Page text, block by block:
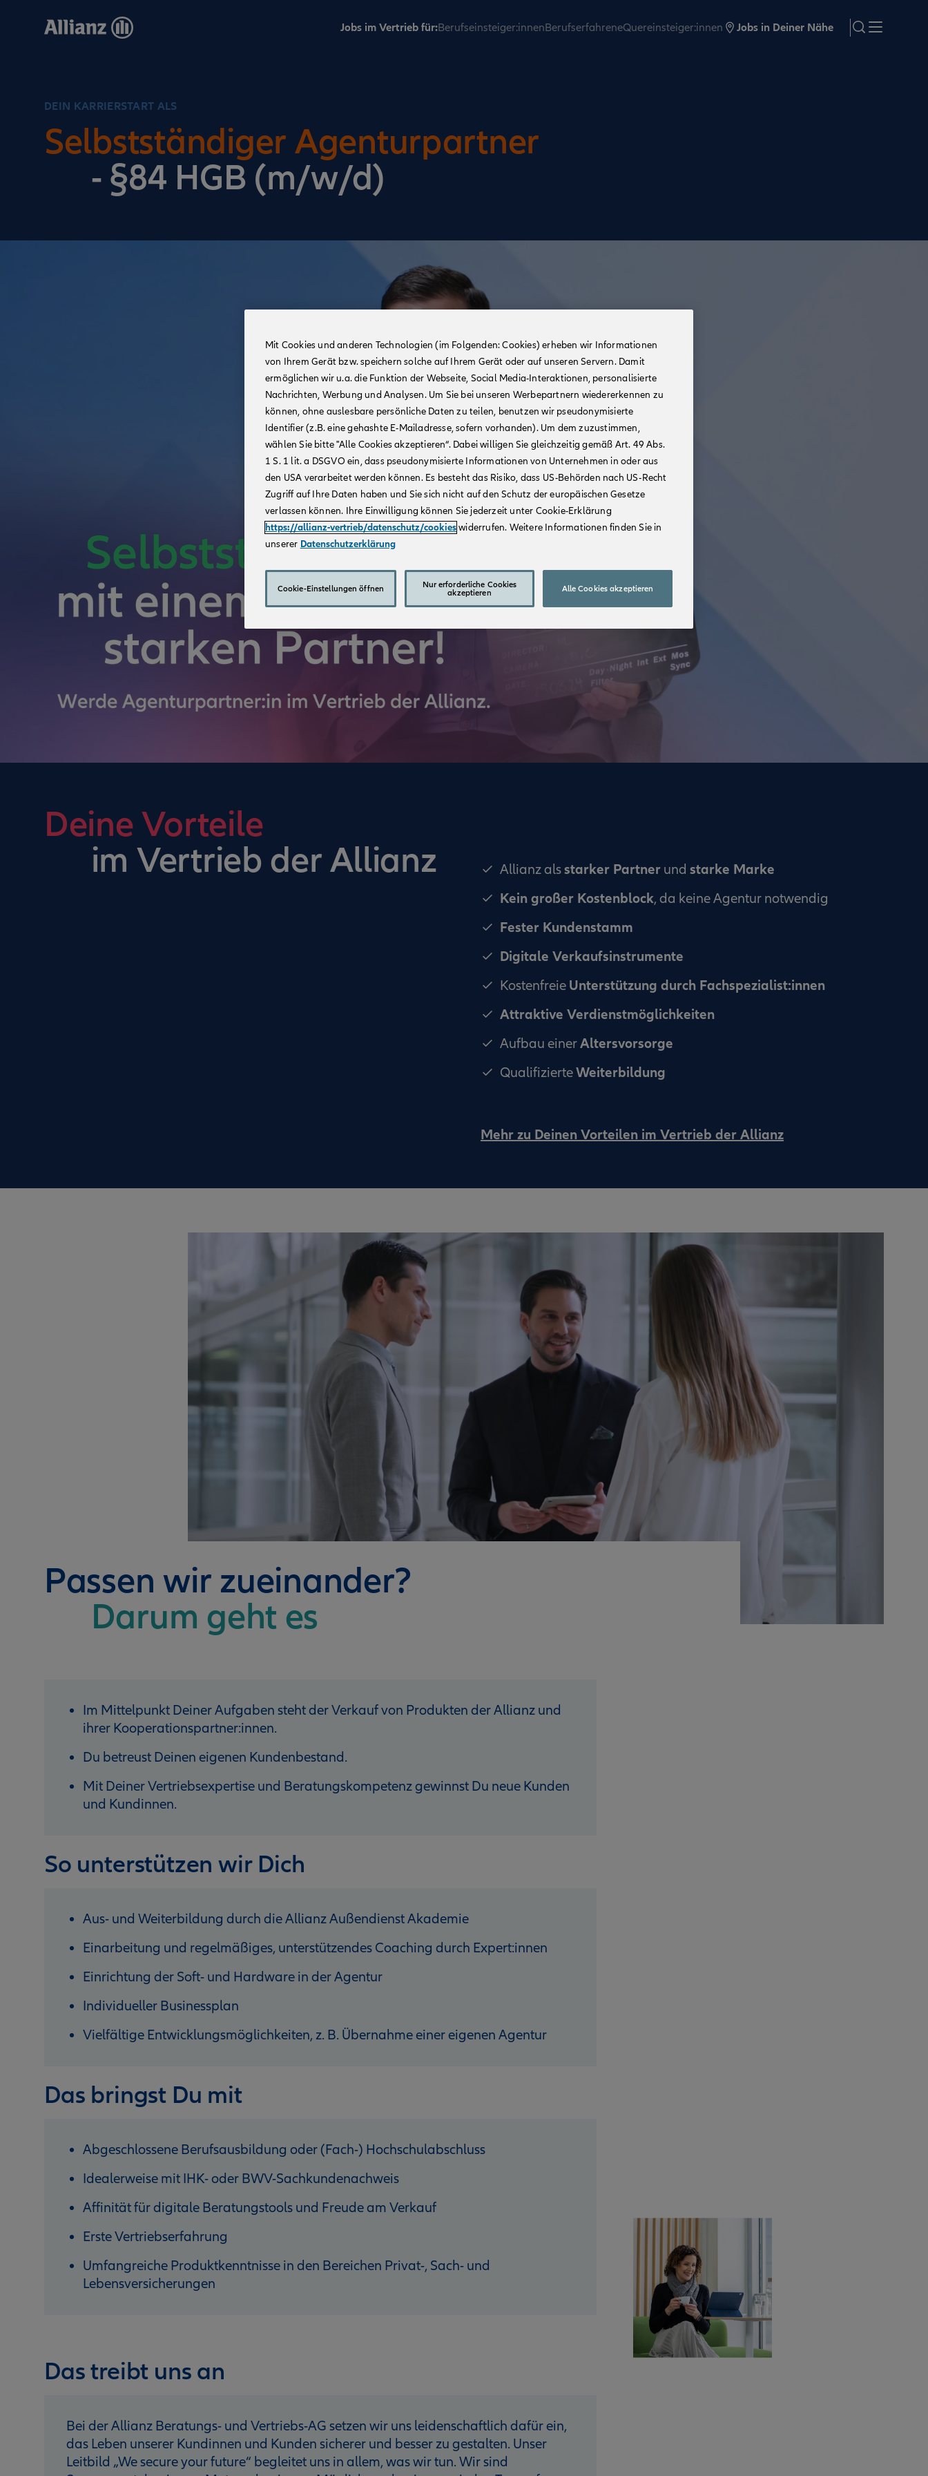
Jobs im Vertrieb für:Berufseinsteiger:innenBerufserfahreneQuereinsteiger:innen Jobs in Deiner Nähe search
DEIN KARRIERSTART ALS
Selbstständiger Agenturpartner
- §84 HGB (m/w/d)
Deine Vorteile
im Vertrieb der Allianz
Allianz alsstarker Partner und starke Marke
Kein großer Kostenblock, da keine Agentur notwendig
Fester Kundenstamm
Digitale Verkaufsinstrumente
Kostenfreie Unterstützung durch Fachspezialist:innen
Attraktive Verdienstmöglichkeiten
Aufbau einerAltersvorsorge
QualifizierteWeiterbildung
Mehr zu Deinen Vorteilen im Vertrieb der Allianz
Passen wir zueinander?
Darum geht es
Im Mittelpunkt Deiner Aufgaben steht der Verkauf von Produkten der Allianz und
ihrer Kooperationspartner:innen.
Du betreust Deinen eigenen Kundenbestand.
Mit Deiner Vertriebsexpertise und Beratungskompetenz gewinnst Du neue Kunden
und Kundinnen.
So unterstützen wir Dich
Aus- und Weiterbildung durch die Allianz Außendienst Akademie
Einarbeitung und regelmäßiges, unterstützendes Coaching durch Expert:innen
Einrichtung der Soft- und Hardware in der Agentur
Individueller Businessplan
Vielfältige Entwicklungsmöglichkeiten, z. B. Übernahme einer eigenen Agentur
Das bringst Du mit
Abgeschlossene Berufsausbildung oder (Fach-) Hochschulabschluss
Idealerweise mit IHK- oder BWV-Sachkundenachweis
Affinität für digitale Beratungstools und Freude am Verkauf
Erste Vertriebserfahrung
Umfangreiche Produktkenntnisse in den Bereichen Privat-, Sach- und
Lebensversicherungen
Das treibt uns an
Bei der Allianz Beratungs- und Vertriebs-AG setzen wir uns leidenschaftlich dafür ein,
das Leben unserer Kundinnen und Kunden sicherer und besser zu gestalten. Unser
Leitbild „We secure your future“ begleitet uns in allem, was wir tun. Wir sind
Mit Cookies und anderen Technologien (im Folgenden: Cookies) erheben wir Informationen
von Ihrem Gerät bzw. speichern solche auf Ihrem Gerät oder auf unseren Servern. Damit
ermöglichen wir u.a. die Funktion der Webseite, Social Media-Interaktionen, personalisierte
Nachrichten, Werbung und Analysen. Um Sie bei unseren Werbepartnern wiedererkennen zu
können, ohne auslesbare persönliche Daten zu teilen, benutzen wir pseudonymisierte
Identifier (z.B. eine gehashte E-Mailadresse, sofern vorhanden). Um dem zuzustimmen,
wählen Sie bitte "Alle Cookies akzeptieren“. Dabei willigen Sie gleichzeitig gemäß Art. 49 Abs.
1 S. 1 lit. a DSGVO ein, dass pseudonymisierte Informationen von Unternehmen in oder aus
den USA verarbeitet werden können. Es besteht das Risiko, dass US-Behörden nach US-Recht
Zugriff auf Ihre Daten haben und Sie sich nicht auf den Schutz der europäischen Gesetze
verlassen können. Ihre Einwilligung können Sie jederzeit unter Cookie-Erklärung
https://allianz-vertrieb/datenschutz/cookieswiderrufen. Weitere Informationen finden Sie in
unserer Datenschutzerklärung
Cookie-Einstellungen öffnen
Nur erforderliche Cookies
akzeptieren
Alle Cookies akzeptieren